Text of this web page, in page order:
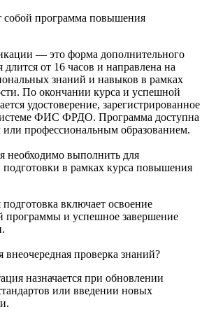
собой программа повышения
— это форма дополнительного
длится от 16 часов и направлена на
знаний и навыков в рамках
По окончании курса и успешной
удостоверение, зарегистрированное
ФИС ФРДО. Программа доступна
профессиональным образованием.
необходимо выполнить для
подготовки в рамках курса повышения
включает освоение
программы и успешное завершение
внеочередная проверка знаний?
назначается при обновлении
или введении новых